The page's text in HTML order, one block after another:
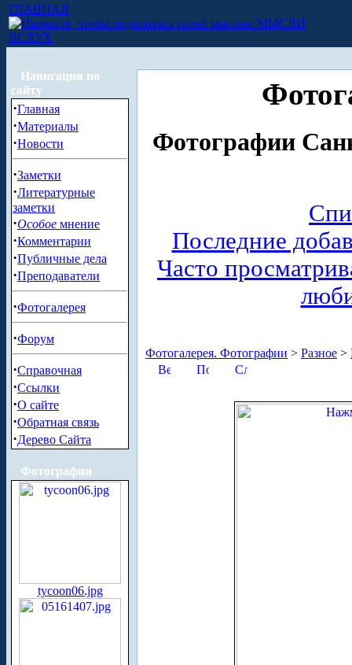
ГЛАВНАЯ
МЫСЛИ
ВСЛУХ
Навигация по
сайту
·Главная
·Материалы
·Новости
·Заметки
·Литературные
заметки
·Особое мнение
·Комментарии
·Публичные дела
·Преподаватели
·Фотогалерея
·Форум
·Справочная
·Ссылки
·О сайте
·Обратная связь
·Дерево Сайта
Фотографии
tycoon06.jpg
Фотографии
Последние
Часто
Фотогалерея. Фотографии > Разное >